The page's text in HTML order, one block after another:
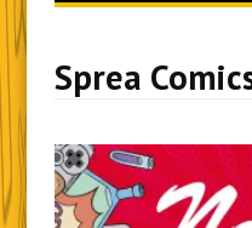
content
Sprea